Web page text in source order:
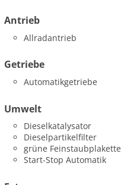
Antrieb
Allradantrieb
Getriebe
Automatikgetriebe
Umwelt
Dieselkatalysator
Dieselpartikelfilter
grüne Feinstaubplakette
Start-Stop Automatik